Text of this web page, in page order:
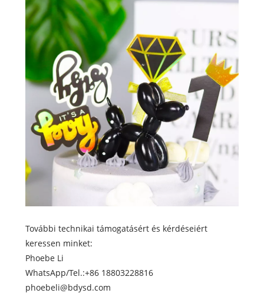
További technikai támogatásért és kérdéseiért
keressen minket:
Phoebe Li
WhatsApp/Tel.:+86 18803228816
phoebeli@bdysd.com